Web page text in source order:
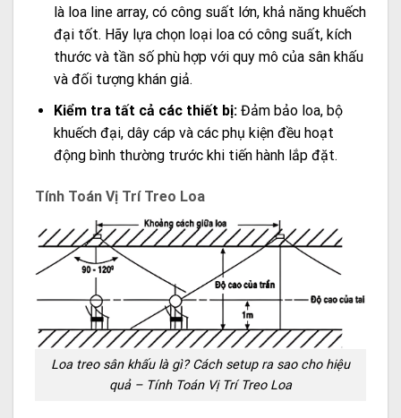
là loa line array, có công suất lớn, khả năng khuếch
đại tốt. Hãy lựa chọn loại loa có công suất, kích
thước và tần số phù hợp với quy mô của sân khấu
và đối tượng khán giả.
Kiểm tra tất cả các thiết bị:Đảm bảo loa, bộ
khuếch đại, dây cáp và các phụ kiện đều hoạt
động bình thường trước khi tiến hành lắp đặt.
Tính Toán Vị Trí Treo Loa
Loa treo sân khấu là gì? Cách setup ra sao cho hiệu
quả – Tính Toán Vị Trí Treo Loa